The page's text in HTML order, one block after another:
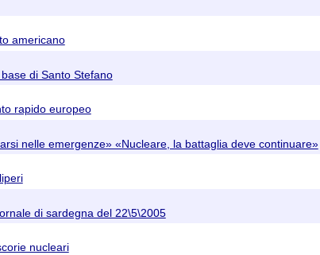
americano
di Santo Stefano
rapido europeo
nelle emergenze» «Nucleare, la battaglia deve continuare»
di sardegna del 22\5\2005
nucleari